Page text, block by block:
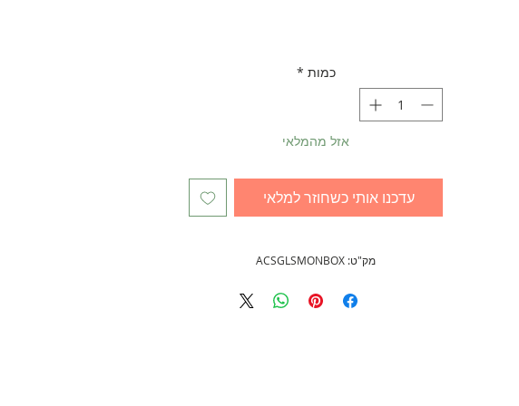
כמות *
אזל מהמלאי
עדכנו אותי כשחוזר למלאי
מק"ט: ACSGLSMONBOX